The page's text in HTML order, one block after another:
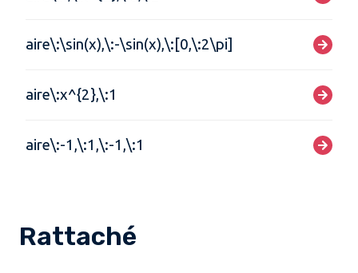
aire\:\sin(x),\:-\sin(x),\:[0,\:2\pi]
aire\:x^{2},\:1
aire\:-1,\:1,\:-1,\:1
Rattaché